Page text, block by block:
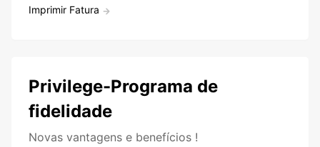
Imprimir Fatura
Privilege-Programa de
fidelidade
Novas vantagens e benefícios !